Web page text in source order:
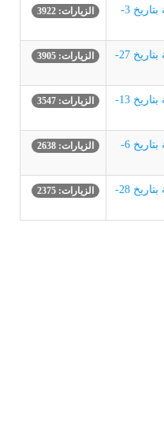
قرارات جلسة التنظيم والبناء المحلية بتاريخ 3-
الزيارات: 3922
قرارات جلسة التنظيم والبناء المحلية بتاريخ 27-
الزيارات: 3905
قرارات جلسة التنظيم والبناء المحلية بتاريخ 13-
الزيارات: 3547
قرارات جلسة التنظيم والبناء المحلية بتاريخ 6-
الزيارات: 2638
قرارات جلسة التنظيم والبناء المحلية بتاريخ 28-
الزيارات: 2375